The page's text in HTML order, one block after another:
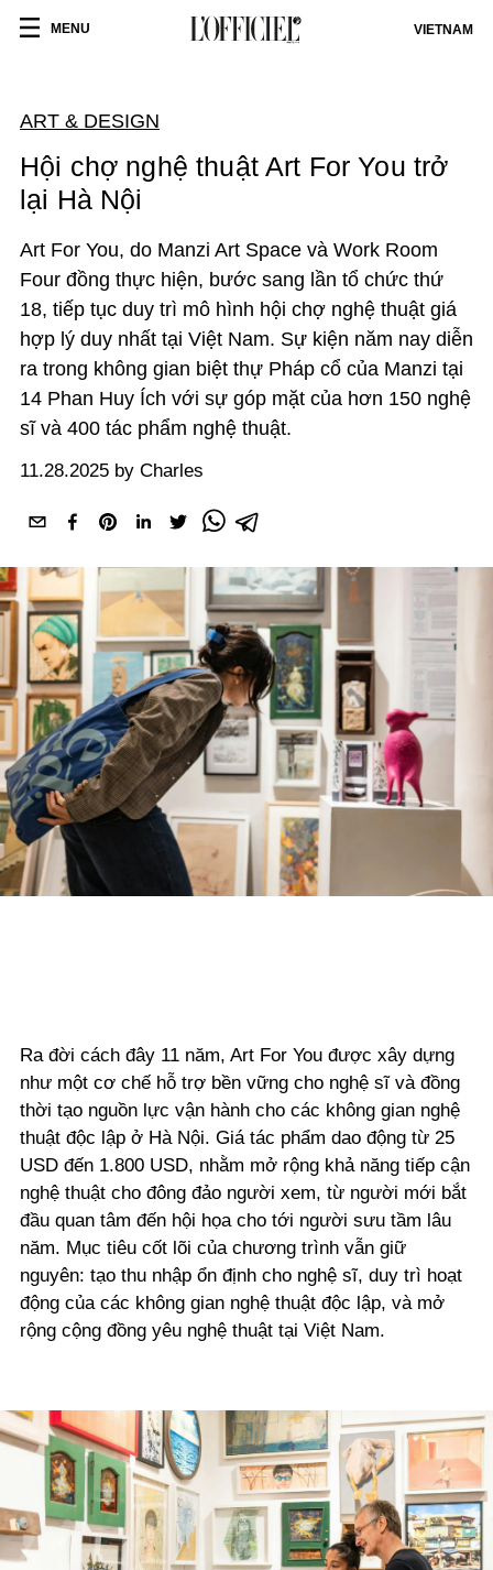
MENU VIETNAM
ART & DESIGN
Hội chợ nghệ thuật Art For You trở
lại Hà Nội
Art For You, do Manzi Art Space và Work Room
Four đồng thực hiện, bước sang lần tổ chức thứ
18, tiếp tục duy trì mô hình hội chợ nghệ thuật giá
hợp lý duy nhất tại Việt Nam. Sự kiện năm nay diễn
ra trong không gian biệt thự Pháp cổ của Manzi tại
14 Phan Huy Ích với sự góp mặt của hơn 150 nghệ
sĩ và 400 tác phẩm nghệ thuật.
11.28.2025 by Charles
Ra đời cách đây 11 năm, Art For You được xây dựng
như một cơ chế hỗ trợ bền vững cho nghệ sĩ và đồng
thời tạo nguồn lực vận hành cho các không gian nghệ
thuật độc lập ở Hà Nội. Giá tác phẩm dao động từ 25
USD đến 1.800 USD, nhằm mở rộng khả năng tiếp cận
nghệ thuật cho đông đảo người xem, từ người mới bắt
đầu quan tâm đến hội họa cho tới người sưu tầm lâu
năm. Mục tiêu cốt lõi của chương trình vẫn giữ
nguyên: tạo thu nhập ổn định cho nghệ sĩ, duy trì hoạt
động của các không gian nghệ thuật độc lập, và mở
rộng cộng đồng yêu nghệ thuật tại Việt Nam.